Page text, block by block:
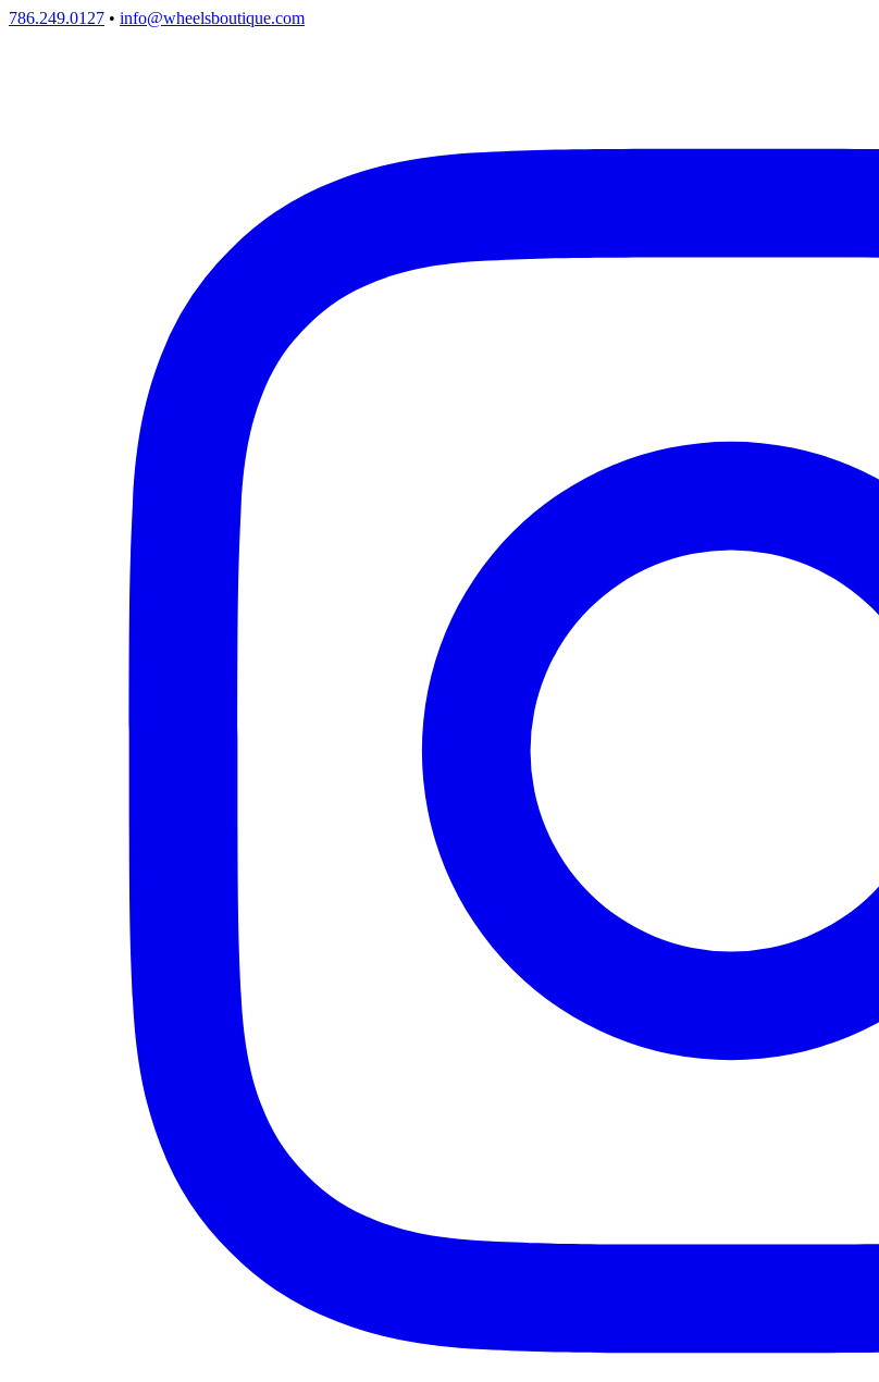
786.249.0127 • info@wheelsboutique.com